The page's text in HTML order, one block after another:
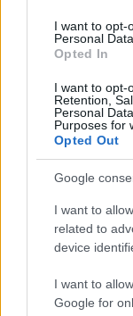
I want to opt-
Personal
Opted In
I want to opt-
Retention,
Personal
Purposes for
Opted Out
Google
I want to
related to
device
I want to
Google for